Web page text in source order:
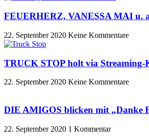
FEUERHERZ, VANESSA MAI u.
22. September 2020 Keine Kommentare
TRUCK STOP holt via Streaming-
22. September 2020 Keine Kommentare
DIE AMIGOS blicken mit „Danke
22. September 2020 1 Kommentar